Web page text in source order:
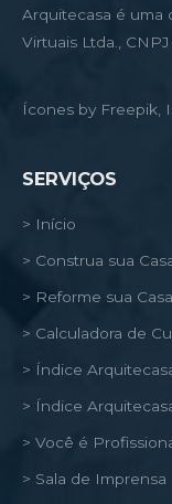
Arquitecasa é uma
Virtuais Ltda.,
Ícones by Freepik,
SERVIÇOS
> Início
> Construa sua
> Reforme sua Casa
> Calculadora de
> Índice
> Índice
> Você é
> Sala de Imprensa